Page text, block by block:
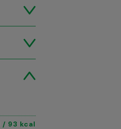
/ 93 kcal